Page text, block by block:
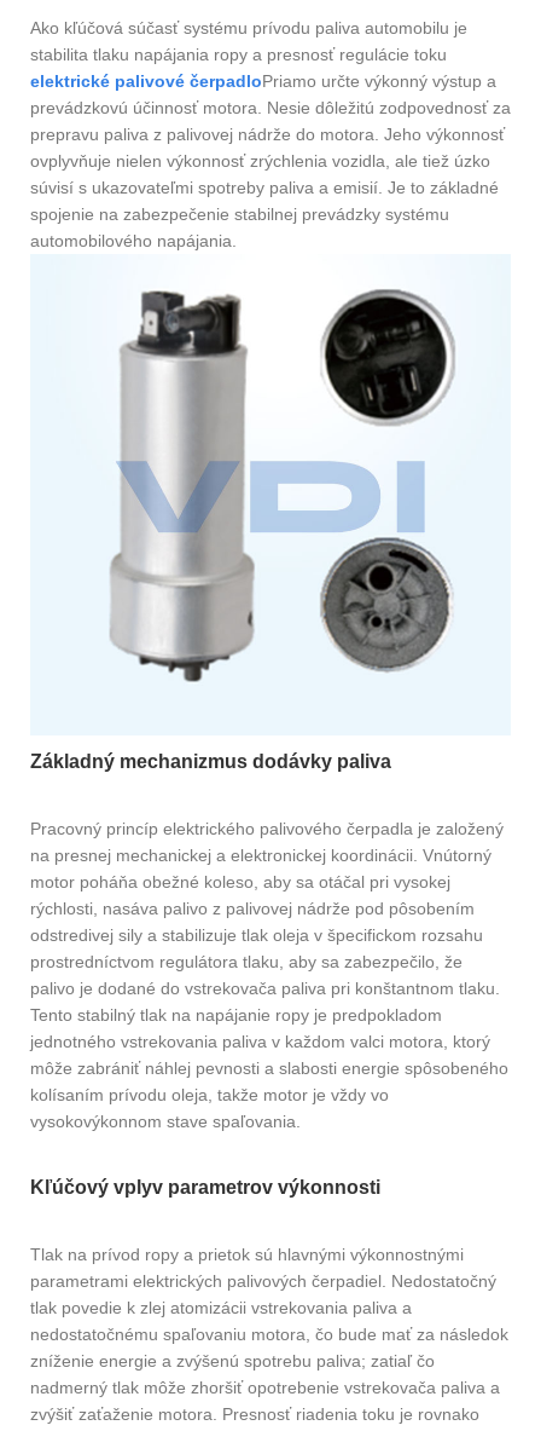
Ako kľúčová súčasť systému prívodu paliva automobilu je
stabilita tlaku napájania ropy a presnosť regulácie toku
elektrické palivové čerpadloPriamo určte výkonný výstup a
prevádzkovú účinnosť motora. Nesie dôležitú zodpovednosť za
prepravu paliva z palivovej nádrže do motora. Jeho výkonnosť
ovplyvňuje nielen výkonnosť zrýchlenia vozidla, ale tiež úzko
súvisí s ukazovateľmi spotreby paliva a emisií. Je to základné
spojenie na zabezpečenie stabilnej prevádzky systému
automobilového napájania.
Základný mechanizmus dodávky paliva
Pracovný princíp elektrického palivového čerpadla je založený
na presnej mechanickej a elektronickej koordinácii. Vnútorný
motor poháňa obežné koleso, aby sa otáčal pri vysokej
rýchlosti, nasáva palivo z palivovej nádrže pod pôsobením
odstredivej sily a stabilizuje tlak oleja v špecifickom rozsahu
prostredníctvom regulátora tlaku, aby sa zabezpečilo, že
palivo je dodané do vstrekovača paliva pri konštantnom tlaku.
Tento stabilný tlak na napájanie ropy je predpokladom
jednotného vstrekovania paliva v každom valci motora, ktorý
môže zabrániť náhlej pevnosti a slabosti energie spôsobeného
kolísaním prívodu oleja, takže motor je vždy vo
vysokovýkonnom stave spaľovania.
Kľúčový vplyv parametrov výkonnosti
Tlak na prívod ropy a prietok sú hlavnými výkonnostnými
parametrami elektrických palivových čerpadiel. Nedostatočný
tlak povedie k zlej atomizácii vstrekovania paliva a
nedostatočnému spaľovaniu motora, čo bude mať za následok
zníženie energie a zvýšenú spotrebu paliva; zatiaľ čo
nadmerný tlak môže zhoršiť opotrebenie vstrekovača paliva a
zvýšiť zaťaženie motora. Presnosť riadenia toku je rovnako